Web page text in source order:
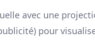
avec une
pour